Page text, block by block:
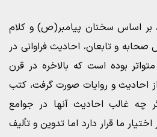
اساس سخنان پیامبر(ص) و کلام
و تابعان، احادیث فراوانی در
بوده است که بالاخره در قرن
احادیث و روایات صورت گرفت، کتب
چه غالب احادیث آنها در جوامع
ما قرار دارد اما تدوین و تألیف